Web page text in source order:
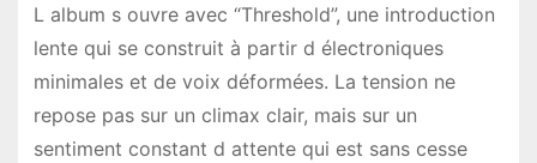
L album s ouvre avec “Threshold”, une introduction
lente qui se construit à partir d électroniques
minimales et de voix déformées. La tension ne
repose pas sur un climax clair, mais sur un
sentiment constant d attente qui est sans cesse